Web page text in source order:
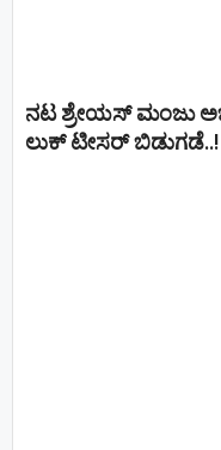
ನಟ ಶ್ರೇಯಸ್ ಮಂಜು
ಲುಕ್ ಟೀಸರ್ ಬಿಡುಗಡೆ..!